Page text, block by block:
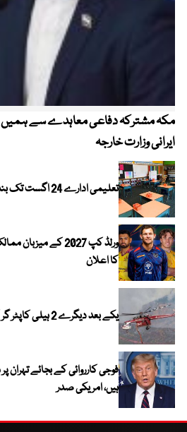
مکہ مشترکہ دفاعی معاہدے سے ہمیں
ایرانی وزارت خارجہ
تعلیمی ادارے 24 اگست تک بند رہیں گے، رانا سکندر حیات
ورلڈ کپ 2027 کے
کا اعلان
یکے بعد دیگرے 2 ہیلی کاپٹر گر کر تباہ؛ متعدد ہلاکتیں
فوجی کارروائی کے بجائے
ہیں، امریکی صدر